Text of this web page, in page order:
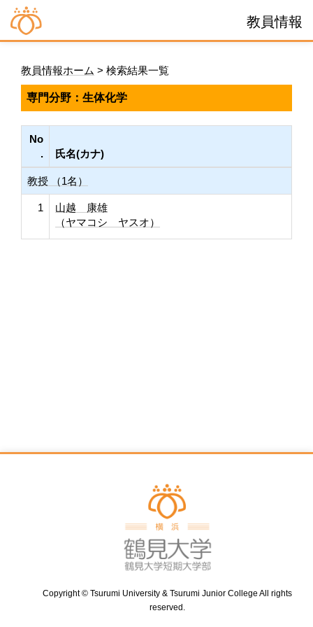
教員情報
教員情報ホーム > 検索結果一覧
専門分野：生体化学
No
.
氏名(カナ)
教授 （1名）
1
山越 康雄
（ヤマコシ ヤスオ）
Copyright © Tsurumi University & Tsurumi Junior College All rights
reserved.